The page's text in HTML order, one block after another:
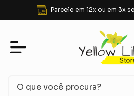
Parcele em 12x ou em 3x